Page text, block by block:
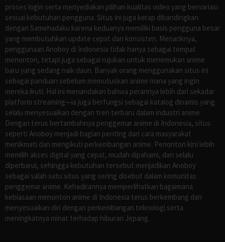
proses login serta menyediakan pilihan kualitas video yang bervariasi
sesuai kebutuhan pengguna. Situs ini juga kerap dibandingkan
dengan Samehadaku karena keduanya memiliki basis pengguna besar
yang membutuhkan update cepat dan konsisten. Menariknya,
penggunaan Anoboy di Indonesia tidak hanya sebagai tempat
menonton, tetapi juga sebagai rujukan untuk menemukan anime
baru yang sedang naik daun. Banyak orang menggunakan situs ini
sebagai panduan sebelum memutuskan anime mana yang ingin
mereka ikuti. Hal ini menandakan bahwa perannya lebih dari sekadar
platform streaming—ia juga berfungsi sebagai katalog dinamis yang
selalu menyesuaikan dengan tren terbaru dalam industri anime.
Dengan terus bertambahnya penggemar anime di Indonesia, situs
seperti Anoboy menjadi bagian penting dari cara masyarakat
menikmati dan mengikuti perkembangan anime. Penonton kini lebih
memilih akses digital yang cepat, mudah dipahami, dan selalu
diperbarui, sehingga kebutuhan tersebut menjadikan Anoboy
sebagai salah satu situs yang sering disebut dalam komunitas
penggemar anime. Kehadirannya memperlihatkan bagaimana
kebiasaan menonton anime di Indonesia terus berkembang dan
menyesuaikan diri dengan perkembangan teknologi serta
meningkatnya minat terhadap hiburan Jepang.